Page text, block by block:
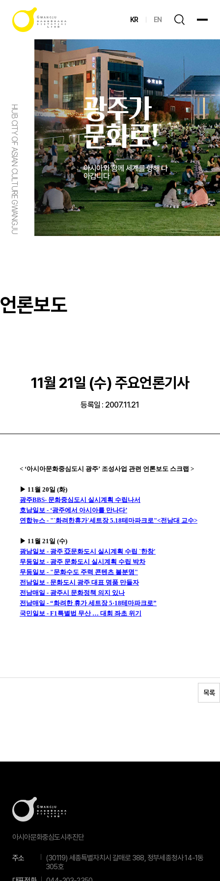
KR EN
HUB CITY OF ASIAN CULTURE GWANGJU
광주가
문화로!
아시아와 함께 세계를 향해 나
아갑니다
언론보도
11월 21일 (수) 주요언론기사
등록일 : 2007.11.21
< ‘아시아문화중심도시 광주’ 조성사업 관련 언론보도 스크랩 >
▶ 11월 20일 (화)
광주BBS- 문화중심도시 실시계획 수립나서
호남일보 - ‘광주에서 아시아를 만나다’
연합뉴스 - "`화려한휴가'세트장 5.18테마파크로"<전남대 교수>
▶ 11월 21일 (수)
광남일보 - 광주 亞문화도시 실시계획 수립 `한창'
무등일보 - 광주 문화도시 실시계획 수립 박차
무등일보 - "문화수도 주력 콘텐츠 불분명"
전남일보 - 문화도시 광주 대표 명품 만들자
전남매일 - 광주시 문화정책 의지 있나
전남매일 - “화려한 휴가 세트장 5·18테마파크로”
국민일보 - F1특별법 무산 … 대회 좌초 위기
목록
아시아문화중심도시추진단
주소
(30119) 세종특별자치시 갈매로 388, 정부세종청사 14-1동
305호